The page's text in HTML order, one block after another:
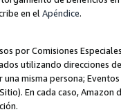
en el Apéndice.
por Comisiones
utilizando direcciones
misma persona;
En cada caso,